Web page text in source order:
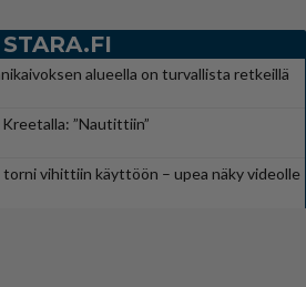
STARA.FI
alueella on turvallista retkeillä
”Nautittiin”
torni vihittiin käyttöön – upea näky videolle